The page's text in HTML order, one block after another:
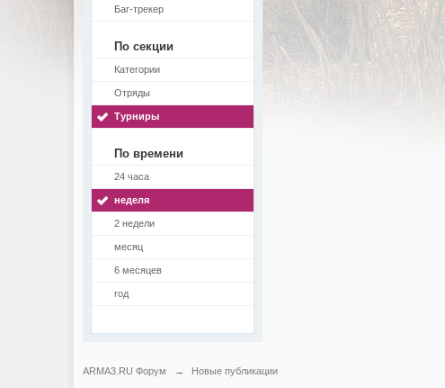
Баг-трекер
По секции
Категории
Отряды
Турниры
По времени
24 часа
неделя
2 недели
месяц
6 месяцев
год
ARMA3.RU Форум → Новые публикации